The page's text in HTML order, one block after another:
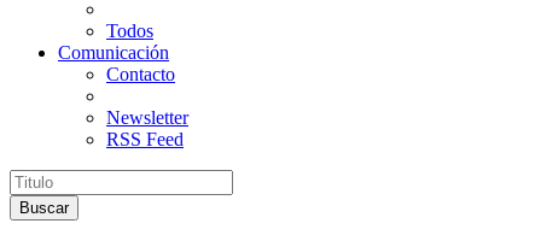
Todos
Comunicación
Contacto
Newsletter
RSS Feed
Buscar